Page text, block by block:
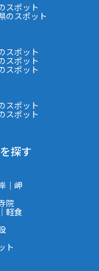
スポット
のスポット
スポット
スポット
スポット
スポット
スポット
探す
｜岬
院
軽食
ト